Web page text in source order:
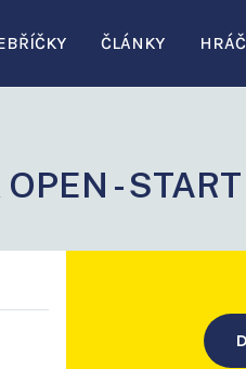
ČLÁNKY
- START